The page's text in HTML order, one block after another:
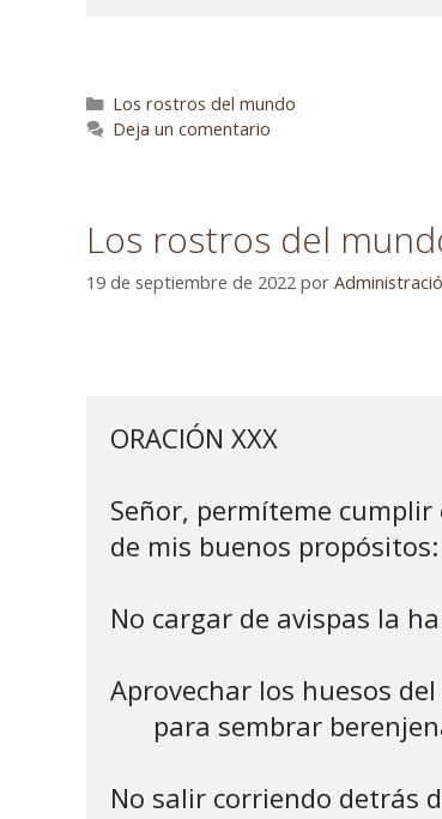
Los rostros del mundo
Deja un comentario
Los rostros del
19 de septiembre de 2022 por
ORACIÓN XXX
Señor, permíteme cumplir
de mis buenos propósitos:
No cargar de avispas la
Aprovechar los huesos
No salir corriendo detrás